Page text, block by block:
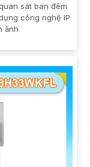
sát ban đêm
công nghệ IP
ảnh